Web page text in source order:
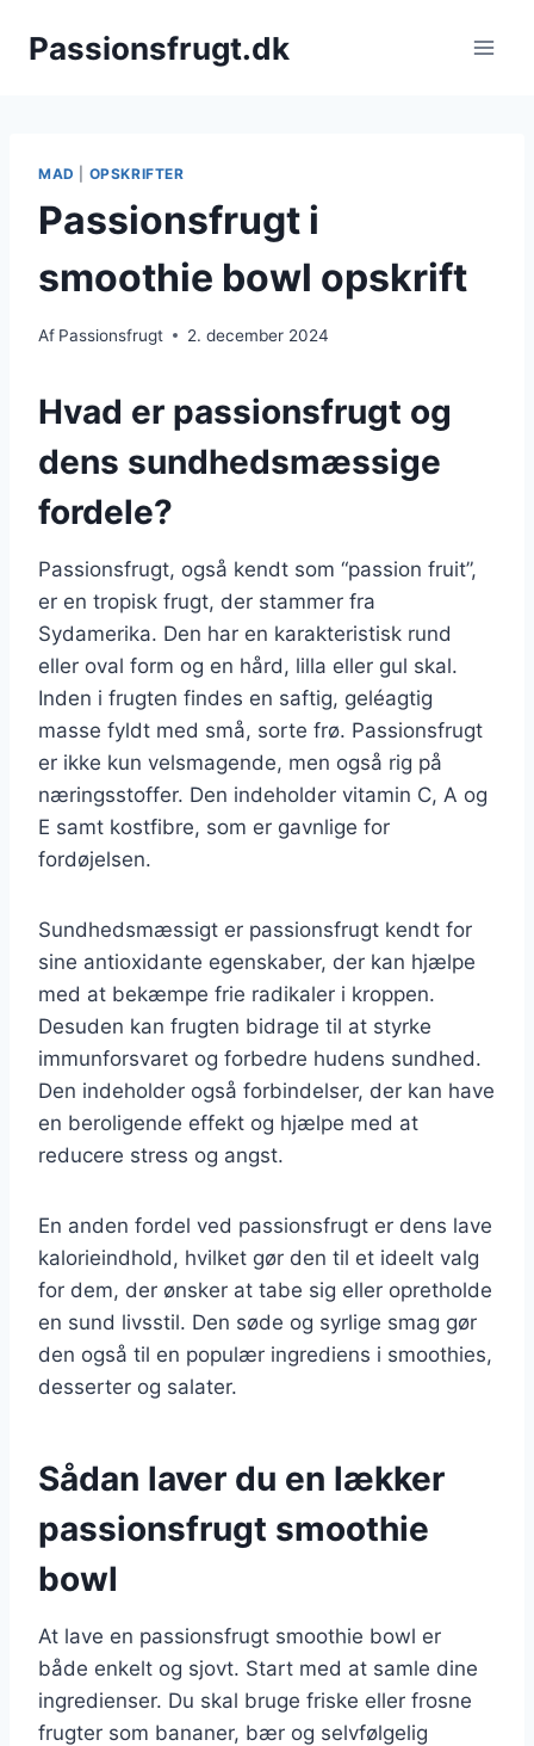
Passionsfrugt.dk
MAD OPSKRIFTER
Passionsfrugt i
smoothie bowl opskrift
Af Passionsfrugt 2. december 2024
Hvad er passionsfrugt og
dens sundhedsmæssige
fordele?
Passionsfrugt, også kendt som “passion fruit”,
er en tropisk frugt, der stammer fra
Sydamerika. Den har en karakteristisk rund
eller oval form og en hård, lilla eller gul skal.
Inden i frugten findes en saftig, geléagtig
masse fyldt med små, sorte frø. Passionsfrugt
er ikke kun velsmagende, men også rig på
næringsstoffer. Den indeholder vitamin C, A og
E samt kostfibre, som er gavnlige for
fordøjelsen.
Sundhedsmæssigt er passionsfrugt kendt for
sine antioxidante egenskaber, der kan hjælpe
med at bekæmpe frie radikaler i kroppen.
Desuden kan frugten bidrage til at styrke
immunforsvaret og forbedre hudens sundhed.
Den indeholder også forbindelser, der kan have
en beroligende effekt og hjælpe med at
reducere stress og angst.
En anden fordel ved passionsfrugt er dens lave
kalorieindhold, hvilket gør den til et ideelt valg
for dem, der ønsker at tabe sig eller opretholde
en sund livsstil. Den søde og syrlige smag gør
den også til en populær ingrediens i smoothies,
desserter og salater.
Sådan laver du en lækker
passionsfrugt smoothie
bowl
At lave en passionsfrugt smoothie bowl er
både enkelt og sjovt. Start med at samle dine
ingredienser. Du skal bruge friske eller frosne
frugter som bananer, bær og selvfølgelig